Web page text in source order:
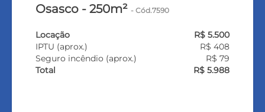
Osasco - 250m² - Cód.7590
Locação
R$ 5.500
IPTU (aprox.)
R$ 408
Seguro incêndio (aprox.)
R$ 79
Total
R$ 5.988